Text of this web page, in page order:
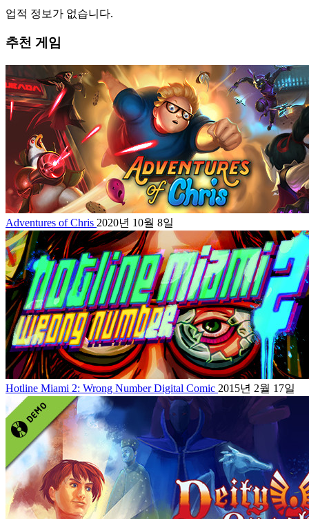
업적 정보가 없습니다.
추천 게임
Adventures of Chris 2020년 10월 8일
Hotline Miami 2: Wrong Number Digital Comic 2015년 2월 17일